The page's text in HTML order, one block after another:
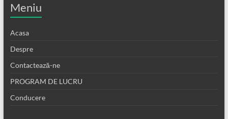
Meniu
Acasa
Despre
Contactează-ne
PROGRAM DE LUCRU
Conducere